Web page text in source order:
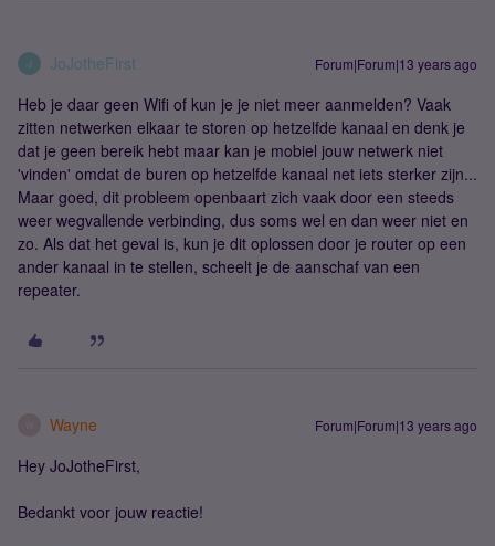
J JoJotheFirst Forum|Forum|13 years ago
Heb je daar geen Wifi of kun je je niet meer aanmelden? Vaak
zitten netwerken elkaar te storen op hetzelfde kanaal en denk je
dat je geen bereik hebt maar kan je mobiel jouw netwerk niet
'vinden' omdat de buren op hetzelfde kanaal net iets sterker zijn...
Maar goed, dit probleem openbaart zich vaak door een steeds
weer wegvallende verbinding, dus soms wel en dan weer niet en
zo. Als dat het geval is, kun je dit oplossen door je router op een
ander kanaal in te stellen, scheelt je de aanschaf van een
repeater.
Wayne Forum|Forum|13 years ago
Hey JoJotheFirst,
Bedankt voor jouw reactie!